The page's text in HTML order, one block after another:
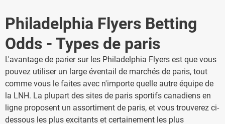
Philadelphia Flyers Betting
Odds - Types de paris
L'avantage de parier sur les Philadelphia Flyers est que vous
pouvez utiliser un large éventail de marchés de paris, tout
comme vous le faites avec n'importe quelle autre équipe de
la LNH. La plupart des sites de paris sportifs canadiens en
ligne proposent un assortiment de paris, et vous trouverez ci-
dessous les plus excitants et certainement les plus